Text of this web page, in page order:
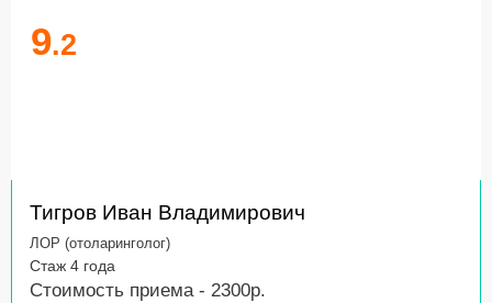
9.2
Тигров Иван Владимирович
ЛОР (отоларинголог)
Стаж 4 года
Стоимость приема - 2300р.